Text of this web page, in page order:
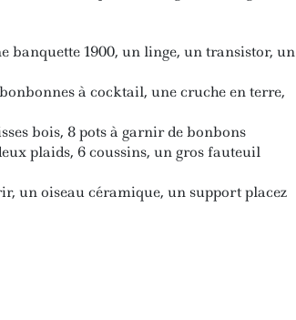
banquette 1900, un linge, un transistor, un
à cocktail, une cruche en terre,
bois, 8 pots à garnir de bonbons
plaids, 6 coussins, un gros fauteuil
un oiseau céramique, un support placez